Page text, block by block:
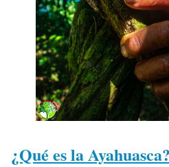
¿Qué es la Ayahuasca?